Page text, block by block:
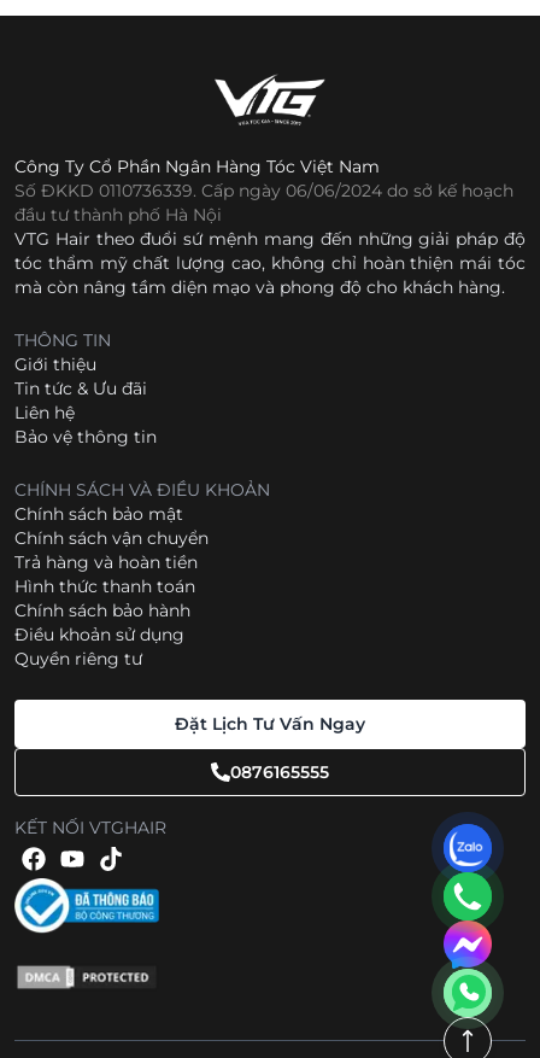
Công Ty Cổ Phần Ngân Hàng Tóc Việt Nam
Số ĐKKD 0110736339. Cấp ngày 06/06/2024 do sở kế hoạch
đầu tư thành phố Hà Nội
VTG Hair theo đuổi sứ mệnh mang đến những giải pháp độ
tóc thẩm mỹ chất lượng cao, không chỉ hoàn thiện mái tóc
mà còn nâng tầm diện mạo và phong độ cho khách hàng.
THÔNG TIN
Giới thiệu
Tin tức & Ưu đãi
Liên hệ
Bảo vệ thông tin
CHÍNH SÁCH VÀ ĐIỀU KHOẢN
Chính sách bảo mật
Chính sách vận chuyển
Trả hàng và hoàn tiền
Hình thức thanh toán
Chính sách bảo hành
Điều khoản sử dụng
Quyền riêng tư
Đặt Lịch Tư Vấn Ngay
0876165555
KẾT NỐI VTGHAIR